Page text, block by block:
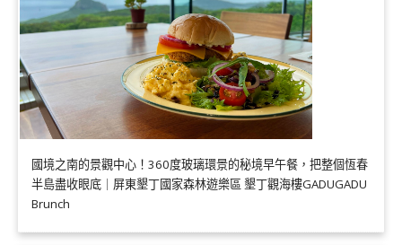
國境之南的景觀中心！360度玻璃環景的秘境早午餐，把整個恆春
半島盡收眼底｜屏東墾丁國家森林遊樂區 墾丁觀海樓GADUGADU
Brunch